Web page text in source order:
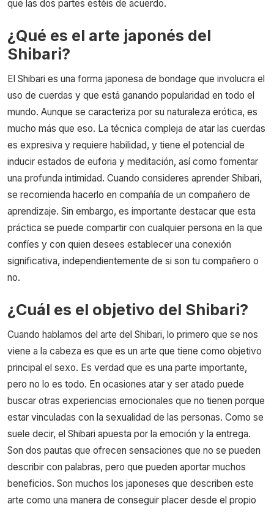
que las dos partes estéis de acuerdo.
¿Qué es el arte japonés del
Shibari?
El Shibari es una forma japonesa de bondage que involucra el
uso de cuerdas y que está ganando popularidad en todo el
mundo. Aunque se caracteriza por su naturaleza erótica, es
mucho más que eso. La técnica compleja de atar las cuerdas
es expresiva y requiere habilidad, y tiene el potencial de
inducir estados de euforia y meditación, así como fomentar
una profunda intimidad. Cuando consideres aprender Shibari,
se recomienda hacerlo en compañía de un compañero de
aprendizaje. Sin embargo, es importante destacar que esta
práctica se puede compartir con cualquier persona en la que
confíes y con quien desees establecer una conexión
significativa, independientemente de si son tu compañero o
no.
¿Cuál es el objetivo del Shibari?
Cuando hablamos del arte del Shibari, lo primero que se nos
viene a la cabeza es que es un arte que tiene como objetivo
principal el sexo. Es verdad que es una parte importante,
pero no lo es todo. En ocasiones atar y ser atado puede
buscar otras experiencias emocionales que no tienen porque
estar vinculadas con la sexualidad de las personas. Como se
suele decir, el Shibari apuesta por la emoción y la entrega.
Son dos pautas que ofrecen sensaciones que no se pueden
describir con palabras, pero que pueden aportar muchos
beneficios. Son muchos los japoneses que describen este
arte como una manera de conseguir placer desde el propio